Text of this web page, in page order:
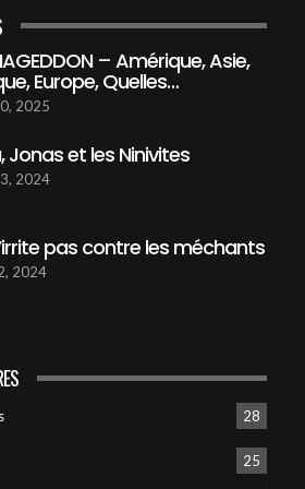
IMPÉRIALE DRAMATIQUE, QUI LE
? LE LIVRE D'ESTHER
Révèle De Quelles Nations Viendra Son
Peuple
Du Ciel
PELMARD TÉMOIGNE
Quelles implications ?
– Amérique, Asie,
Europe, Quelles…
2025
Jonas et les Ninivites
2024
pas contre les méchants
2024
28
25